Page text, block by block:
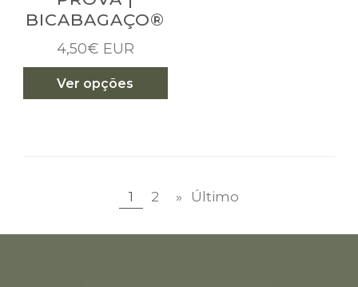
BICABAGAÇO®
4,50€ EUR
Ver opções
1 2 » Último